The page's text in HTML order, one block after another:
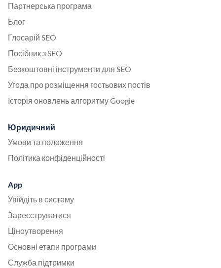
Партнерська програма
Блог
Глосарій SEO
Посібник з SEO
Безкоштовні інструменти для SEO
Угода про розміщення гостьових постів
Історія оновлень алгоритму Google
Юридичний
Умови та положення
Політика конфіденційності
App
Увійдіть в систему
Зареєструватися
Ціноутворення
Основні етапи програми
Служба підтримки